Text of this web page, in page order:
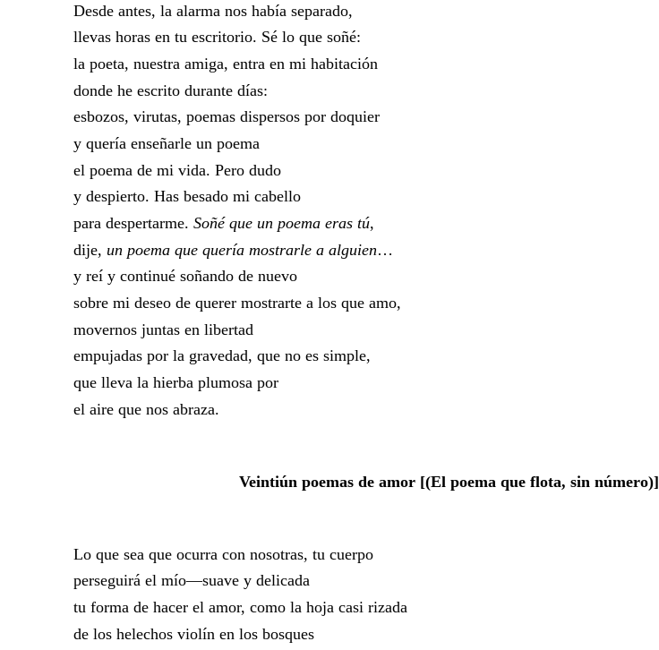
Desde antes, la alarma nos había separado,
llevas horas en tu escritorio. Sé lo que soñé:
la poeta, nuestra amiga, entra en mi habitación
donde he escrito durante días:
esbozos, virutas, poemas dispersos por doquier
y quería enseñarle un poema
el poema de mi vida. Pero dudo
y despierto. Has besado mi cabello
para despertarme.​​ Soñé que un poema eras tú,
dije,​​ un poema que quería mostrarle a alguien…
y reí y continué soñando de nuevo
sobre mi deseo de querer mostrarte a los que amo,
movernos juntas en libertad
empujadas por la gravedad, que no es simple,
que lleva la hierba plumosa por
el aire que nos abraza.
Veintiún poemas de amor [(El poema que flota, sin número)]
Lo que sea que ocurra con nosotras, tu cuerpo
perseguirá el mío—suave y delicada
tu forma de hacer el amor, como la hoja casi rizada
de los helechos violín en los bosques